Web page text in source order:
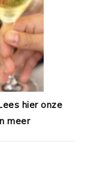
hier onze
meer